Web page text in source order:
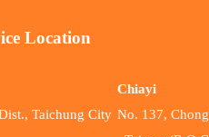
Location
Taichung City
Chiayi
No. 137,